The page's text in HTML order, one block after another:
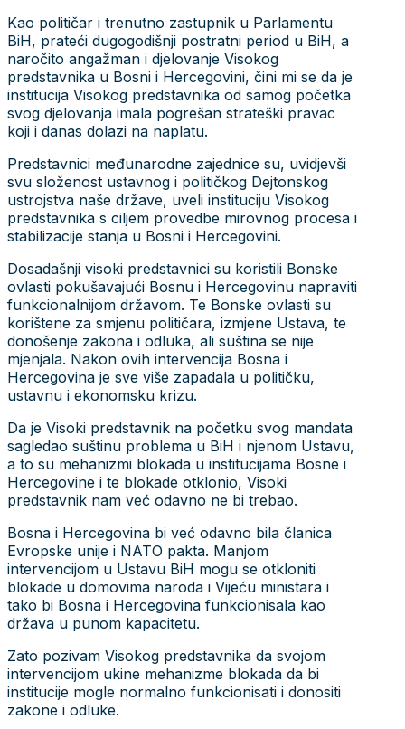
Kao političar i trenutno zastupnik u Parlamentu
BiH, prateći dugogodišnji postratni period u BiH, a
naročito angažman i djelovanje Visokog
predstavnika u Bosni i Hercegovini, čini mi se da je
institucija Visokog predstavnika od samog početka
svog djelovanja imala pogrešan strateški pravac
koji i danas dolazi na naplatu.
Predstavnici međunarodne zajednice su, uvidjevši
svu složenost ustavnog i političkog Dejtonskog
ustrojstva naše države, uveli instituciju Visokog
predstavnika s ciljem provedbe mirovnog procesa i
stabilizacije stanja u Bosni i Hercegovini.
Dosadašnji visoki predstavnici su koristili Bonske
ovlasti pokušavajući Bosnu i Hercegovinu napraviti
funkcionalnijom državom. Te Bonske ovlasti su
korištene za smjenu političara, izmjene Ustava, te
donošenje zakona i odluka, ali suština se nije
mjenjala. Nakon ovih intervencija Bosna i
Hercegovina je sve više zapadala u političku,
ustavnu i ekonomsku krizu.
Da je Visoki predstavnik na početku svog mandata
sagledao suštinu problema u BiH i njenom Ustavu,
a to su mehanizmi blokada u institucijama Bosne i
Hercegovine i te blokade otklonio, Visoki
predstavnik nam već odavno ne bi trebao.
Bosna i Hercegovina bi već odavno bila članica
Evropske unije i NATO pakta. Manjom
intervencijom u Ustavu BiH mogu se otkloniti
blokade u domovima naroda i Vijeću ministara i
tako bi Bosna i Hercegovina funkcionisala kao
država u punom kapacitetu.
Zato pozivam Visokog predstavnika da svojom
intervencijom ukine mehanizme blokada da bi
institucije mogle normalno funkcionisati i donositi
zakone i odluke.